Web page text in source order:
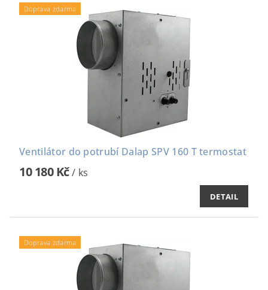
Doprava zdarma
Ventilátor do potrubí Dalap SPV 160 T termostat
10 180 Kč/ ks
DETAIL
Doprava zdarma